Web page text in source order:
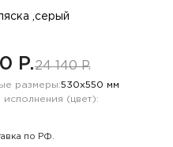
,серый
P.24 140 P.
размеры:530х550 мм
исполнения (цвет):
по РФ.